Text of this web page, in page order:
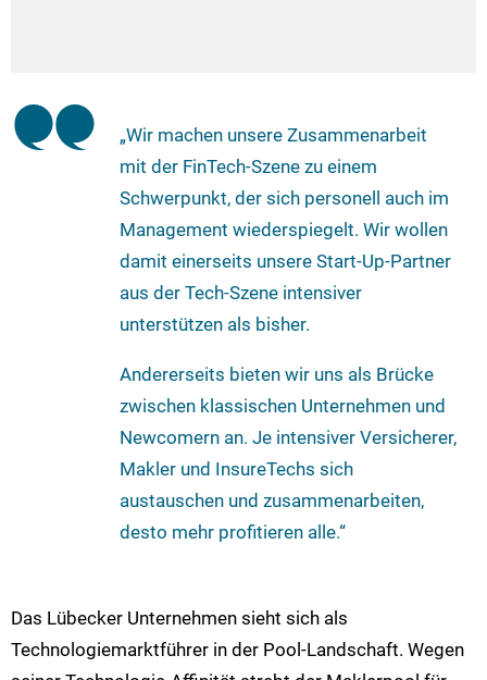
„Wir machen unsere Zusammenarbeit
mit der FinTech-Szene zu einem
Schwerpunkt, der sich personell auch im
Management wiederspiegelt. Wir wollen
damit einerseits unsere Start-Up-Partner
aus der Tech-Szene intensiver
unterstützen als bisher.
Andererseits bieten wir uns als Brücke
zwischen klassischen Unternehmen und
Newcomern an. Je intensiver Versicherer,
Makler und InsureTechs sich
austauschen und zusammenarbeiten,
desto mehr profitieren alle.“
Das Lübecker Unternehmen sieht sich als
Technologiemarktführer in der Pool-Landschaft. Wegen